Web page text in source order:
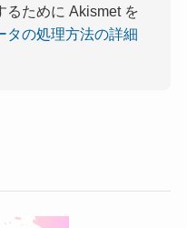
るために Akismet を
タの処理方法の詳細